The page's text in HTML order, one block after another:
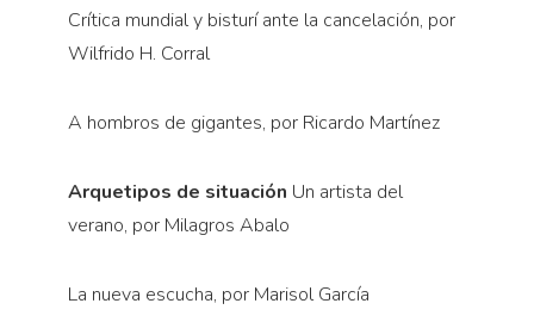
Crítica mundial y bisturí ante la cancelación, por
Wilfrido H. Corral
A hombros de gigantes, por Ricardo Martínez
Arquetipos de situación Un artista del
verano, por Milagros Abalo
La nueva escucha, por Marisol García